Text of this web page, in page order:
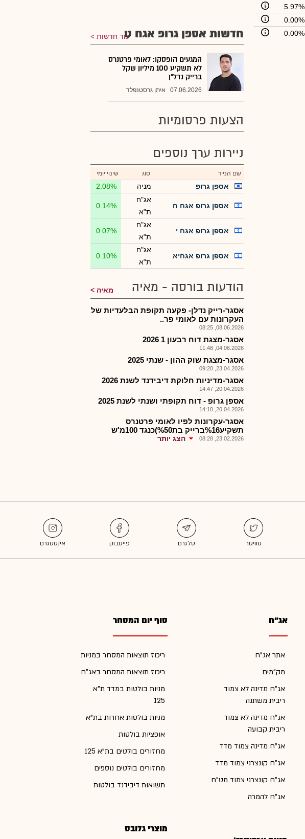
5.97%
0.00%
0.00% חדשות אספן גרופ אגח טעוד חדשות
המגעים הופסקו: לאומי פרטנרס
לא תשקיע 100 מיליון שקל
ברייק נדל"ן
07.06.2026 איתן גרסטנפלד
הצעות פרסומיות
ניירות ערך נוספים
שם הנייר סוג שינוי יומי
אספן גרופ מניה 2.08%
אספן גרופ אגח ח
אג"ח
ת"א
0.14%
אספן גרופ אגח י
אג"ח
ת"א
0.07%
אספן גרופ אגחיא
אג"ח
ת"א
0.10%
הודעות בורסה - מאיה מאיה
אסגר-רייק נדלן- פקעה תקופת הבלעדיות של
העקרונות עם לאומי פר..
08.06.2026, 08:25
אסגר-מצגת דוח רבעון 1 2026
04.06.2026, 11:48
אסגר-מצגת שוק ההון - שנתי 2025
23.04.2026, 09:20
אסגר-מדיניות חלוקת דיבידנד לשנת 2026
20.04.2026, 14:47
אספן גרופ - דוח תקופתי ושנתי לשנת 2025
20.04.2026, 14:10
אסגר-עקרונות לפיו לאומי פרטנרס
תשקיע%16ברייק בת%50)כנגד 100מ'ש
23.02.2026, 08:28 הצג יותר
אג"ח
אתר אג"ח
מק"מים
אג"ח מדינה לא צמוד
ריבית משתנה
אג"ח מדינה לא צמוד
ריבית קבועה
אג"ח מדינה צמוד מדד
אג"ח קונצרני צמוד מדד
אג"ח קונצרני צמוד מט"ח
אג"ח להמרה
סוף יום המסחר
ריכוז תוצאות המסחר במניות
ריכוז תוצאות המסחר באג"ח
מניות בולטות במדד ת"א
125
מניות בולטות אחרות בת"א
אופציות בולטות
מחזורים בולטים בת"א 125
מחזורים בולטים נוספים
תשואות דיבידנד בולטות
מוצרי גלובס